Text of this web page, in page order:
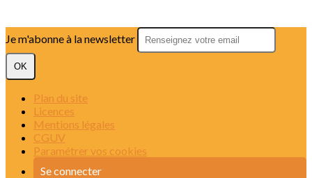
Je m'abonne à la newsletter
OK
Plan du site
Licences
Mentions légales
CGUV
Paramétrer vos cookies
Se connecter